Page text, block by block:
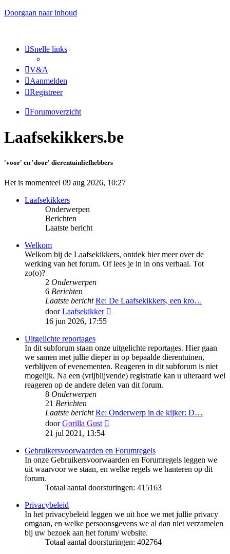
Doorgaan naar inhoud
Snelle links
V&A
Aanmelden
Registreer
Forumoverzicht
Laafsekikkers.be
'voor' en 'door' dierentuinliefhebbers
Het is momenteel 09 aug 2026, 10:27
Laafsekikkers
Onderwerpen
Berichten
Laatste bericht
Welkom
Welkom bij de Laafsekikkers, ontdek hier meer over de
werking van het forum. Of lees je in in ons verhaal. Tot
zo(o)?
2 Onderwerpen
6 Berichten
Laatste bericht Re: De Laafsekikkers, een kro…
doorLaafsekikker
16 jun 2026, 17:55
Uitgelichte reportages
In dit subforum staan onze uitgelichte reportages. Hier gaan
we samen met jullie dieper in op bepaalde dierentuinen,
verblijven of evenementen. Reageren in dit subforum is niet
mogelijk. Na een (vrijblijvende) registratie kan u uiteraard wel
reageren op de andere delen van dit forum.
8 Onderwerpen
21 Berichten
Laatste bericht Re: Onderwerp in de kijker: D…
doorGorilla Gust
21 jul 2021, 13:54
Gebruikersvoorwaarden en Forumregels
In onze Gebruikersvoorwaarden en Forumregels leggen we
uit waarvoor we staan, en welke regels we hanteren op dit
forum.
Totaal aantal doorsturingen: 415163
Privacybeleid
In het privacybeleid leggen we uit hoe we met jullie privacy
omgaan, en welke persoonsgevens we al dan niet verzamelen
bij uw bezoek aan het forum/ website.
Totaal aantal doorsturingen: 402764